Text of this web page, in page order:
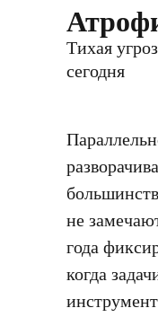
Тихая
сегодня
не
года
когда